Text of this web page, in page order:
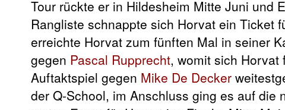
Tour rückte er in Hildesheim Mitte Juni und
Rangliste schnappte sich Horvat ein Ticket
erreichte Horvat zum fünften Mal in seiner
gegen Pascal Rupprecht, womit sich Horvat
Auftaktspiel gegen Mike De Decker
der Q-School, im Anschluss ging es auf die